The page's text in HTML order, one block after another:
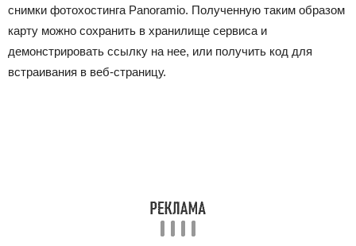
снимки фотохостинга Panoramio. Полученную таким образом
карту можно сохранить в хранилище сервиса и
демонстрировать ссылку на нее, или получить код для
встраивания в веб-страницу.